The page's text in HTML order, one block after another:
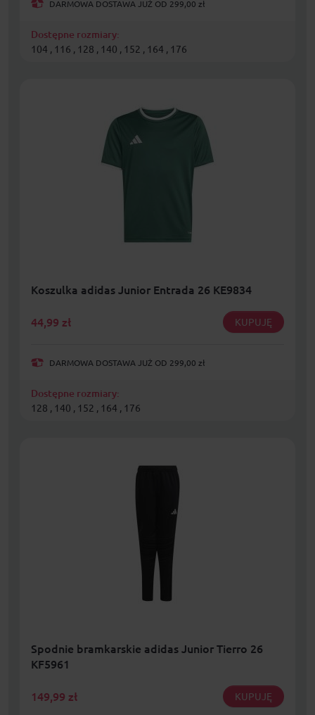
DARMOWA DOSTAWA JUŻ OD 299,00 zł
Dostępne rozmiary:
104 , 116 , 128 , 140 , 152 , 164 , 176
Koszulka adidas Junior Entrada 26 KE9834
44,99 zł KUPUJĘ
DARMOWA DOSTAWA JUŻ OD 299,00 zł
Dostępne rozmiary:
128 , 140 , 152 , 164 , 176
Spodnie bramkarskie adidas Junior Tierro 26
KF5961
149,99 zł KUPUJĘ